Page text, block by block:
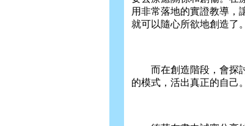
用非常落地的實證教導，
就可以隨心所欲地創造了。
而在創造階段，會探討
的模式，活出真正的自己。